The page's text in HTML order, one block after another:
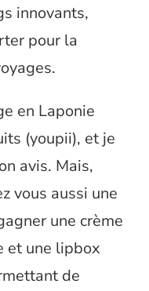
innovants,
pour la
en Laponie
(youpii), et je
avis. Mais,
vous aussi une
une crème
et une lipbox
de